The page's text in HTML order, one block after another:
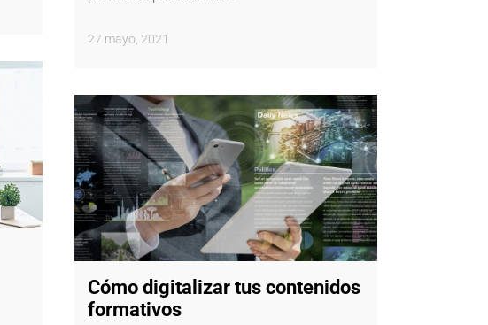
27 mayo, 2021
Cómo digitalizar tus contenidos
formativos